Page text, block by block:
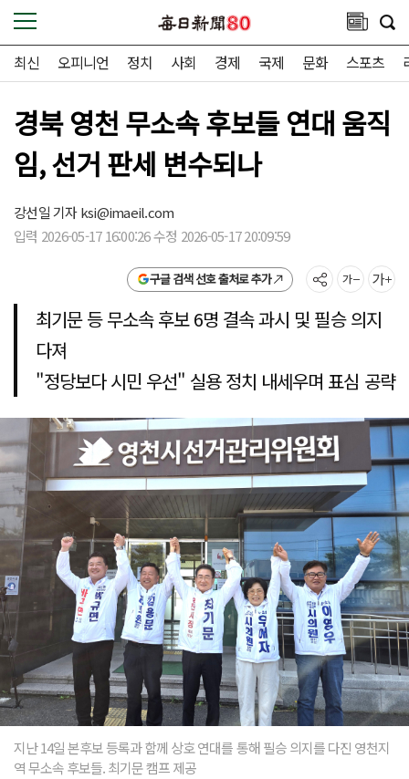
최신 오피니언 정치 사회 경제 국제 문화 스포츠
경북 영천 무소속 후보들 연대 움직
임, 선거 판세 변수되나
강선일 기자ksi@imaeil.com
입력 2026-05-17 16:00:26 수정 2026-05-17 20:09:59
구글 검색 선호 출처로 추가
최기문 등 무소속 후보 6명 결속 과시 및 필승 의지
다져
"정당보다 시민 우선" 실용 정치 내세우며 표심 공략
지난 14일 본후보 등록과 함께 상호 연대를 통해 필승 의지를 다진 영천지
역 무소속 후보들. 최기문 캠프 제공